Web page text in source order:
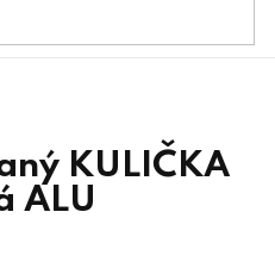
KULIČKA
ALU